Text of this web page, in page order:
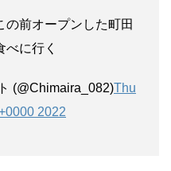
の前オープンした町田
べに行く
(@Chimaira_082)Thu
2022